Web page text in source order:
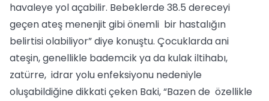
havaleye yol açabilir. Bebeklerde 38.5 dereceyi
geçen ateş menenjit gibi önemli bir hastalığın
belirtisi olabiliyor” diye konuştu. Çocuklarda ani
ateşin, genellikle bademcik ya da kulak iltihabı,
zatürre, idrar yolu enfeksiyonu nedeniyle
oluşabildiğine dikkati çeken Baki, “Bazen de özellikle